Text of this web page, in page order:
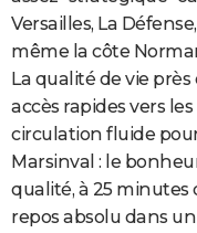
Versailles, La
même la côte
La qualité de vie près
accès rapides vers
circulation fluide
Marsinval : le
qualité, à 25 minutes
repos absolu dans